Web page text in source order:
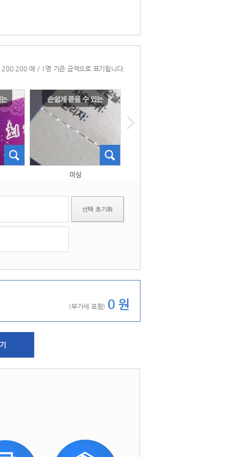
200 매 / 1명 기준 금액으로 표기됩니다.
미싱
선택 초기화
(부가세 포함) 0 원